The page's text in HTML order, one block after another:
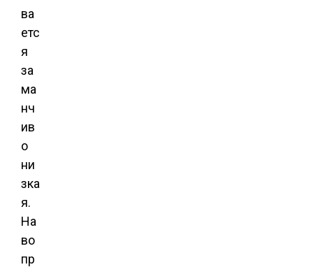
ва
етс
я
за
ма
нч
ив
о
ни
зка
я.
На
во
пр